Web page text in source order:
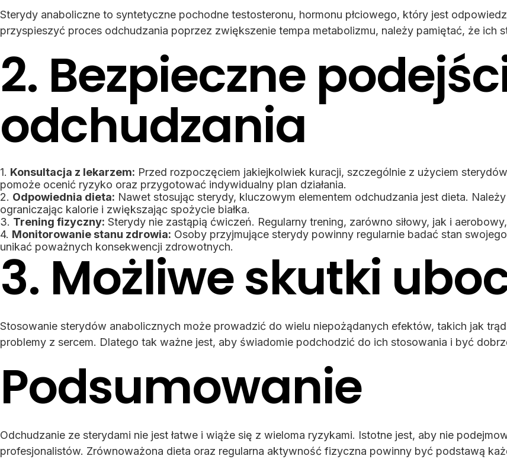
Sterydy anaboliczne to syntetyczne pochodne testosteronu, hormonu płciowego, który jest
przyspieszyć proces odchudzania poprzez zwiększenie tempa metabolizmu, należy pamiętać, że ich
2. Bezpieczne
odchudzania
Konsultacja z lekarzem: Przed rozpoczęciem jakiejkolwiek kuracji, szczególnie z użyciem
pomoże ocenić ryzyko oraz przygotować indywidualny plan działania.
Odpowiednia dieta: Nawet stosując sterydy, kluczowym elementem odchudzania jest dieta.
ograniczając kalorie i zwiększając spożycie białka.
Trening fizyczny: Sterydy nie zastąpią ćwiczeń. Regularny trening, zarówno siłowy, jak i
Monitorowanie stanu zdrowia: Osoby przyjmujące sterydy powinny regularnie badać stan
unikać poważnych konsekwencji zdrowotnych.
3. Możliwe skutki
Stosowanie sterydów anabolicznych może prowadzić do wielu niepożądanych efektów, takich jak
problemy z sercem. Dlatego tak ważne jest, aby świadomie podchodzić do ich stosowania i być
Podsumowanie
Odchudzanie ze sterydami nie jest łatwe i wiąże się z wieloma ryzykami. Istotne jest, aby nie
profesjonalistów. Zrównoważona dieta oraz regularna aktywność fizyczna powinny być podstawą